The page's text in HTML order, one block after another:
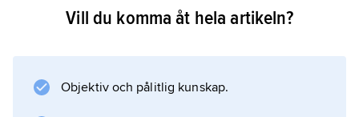
Sources of Chinese Tradition
Vill du komma åt hela artikeln?
Objektiv och pålitlig kunskap.